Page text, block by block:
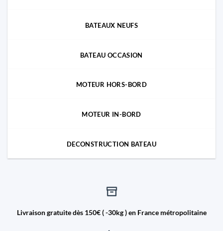
BATEAUX NEUFS
BATEAU OCCASION
MOTEUR HORS-BORD
MOTEUR IN-BORD
DECONSTRUCTION BATEAU
Livraison gratuite dès 150€ ( -30kg ) en France métropolitaine